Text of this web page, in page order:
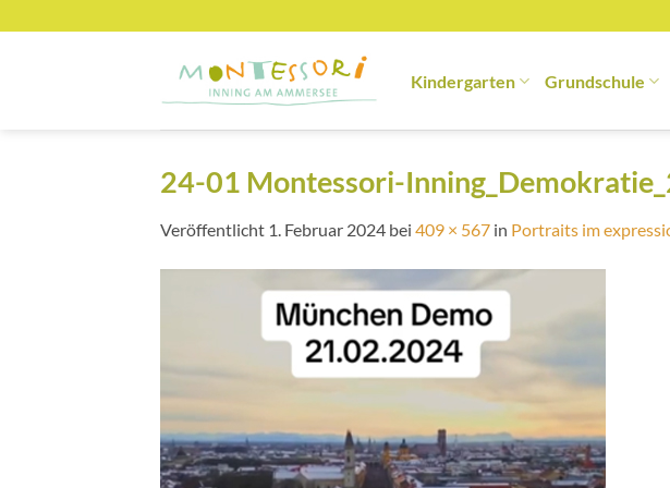
Kindergarten Grundschule
24-01 Montessori-
Veröffentlicht 1. Februar 2024 bei 409 × 567 in Portraits im